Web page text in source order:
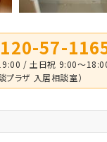
57-
/ 土日祝 9:00～
プラザ 入居相談室）